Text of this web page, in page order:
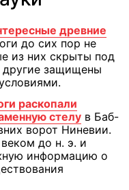
древние
до сих пор не
из них скрыты под
защищены
раскопали
стелу в Баб-
ворот Ниневии.
до н. э. и
информацию о